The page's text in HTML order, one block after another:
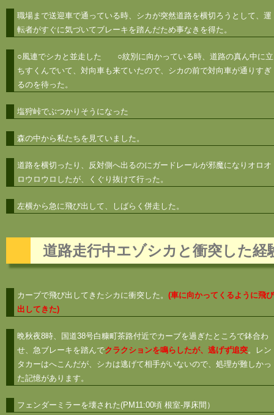
職場まで送迎車で通っている時、シカが突然道路を横切ろうとして、運
転者がすぐに気づいてブレーキを踏んだため事なきを得た。
○風連でシカと並走した ○紋別に向かっている時、道路の真ん中に立
ちすくんでいて、対向車も来ていたので、シカの前で対向車が通りすぎ
るのを待った。
塩狩峠でぶつかりそうになった
森の中から私たちを見ていました。
道路を横切ったり、反対側へ出るのにガードレールが邪魔になりオロオ
ロウロウロしたが、くぐり抜けて行った。
左横から急に飛び出して、しばらく併走した。
道路走行中エゾシカと衝突した経
カーブで飛び出してきたシカに衝突した。 (車に向かってくるように飛び
出してきた)
晩秋夜8時、国道38号白糠町茶路付近でカーブを過ぎたところで鉢合わ
せ、急ブレーキを踏んでクラクションを鳴らしたが、逃げず追突。レン
タカーはへこんだが、シカは逃げて相手がいないので、処理が難しかっ
た記憶があります。
フェンダーミラーを壊された(PM11:00頃 根室-厚床間）